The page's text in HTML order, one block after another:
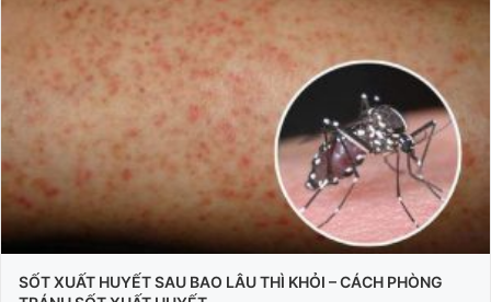
SỐT XUẤT HUYẾT SAU BAO LÂU THÌ KHỎI – CÁCH PHÒNG